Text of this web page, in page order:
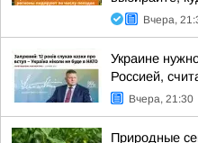
Вчера,
Украине
Россией,
Вчера, 21:30
Природные